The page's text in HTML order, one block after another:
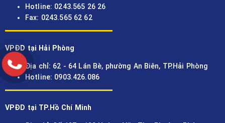
Hotline: 0243.565 26 26
Fax: 0243.565 62 62
VPĐD tại Hải Phòng
Địa chỉ: 62 - 64 Lán Bè, phường An Biên, TP.Hải Phòng
Hotline: 0903.426.086
VPĐD tại TP.Hồ Chí Minh